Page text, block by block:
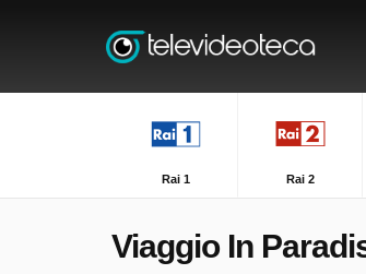
Rai 1 Rai 2
Viaggio In